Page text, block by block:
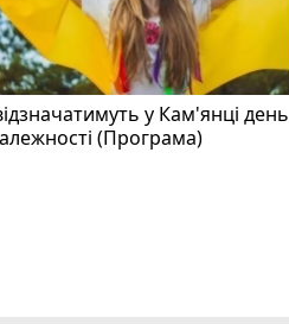
у Кам'янці день
(Програма)